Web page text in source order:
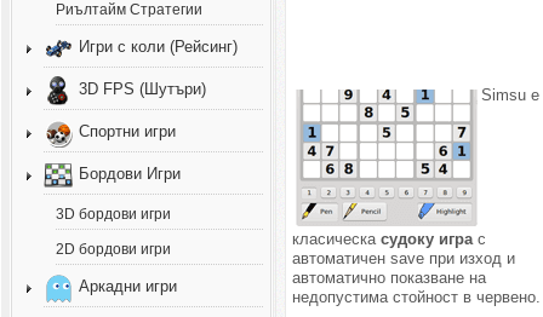
Риълтайм Стратегии
Игри с коли (Рейсинг)
3D FPS (Шутъри)
Спортни игри
Бордови Игри
3D бордови игри
2D бордови игри
Аркадни игри
Simsu е
класическасудоку игра с
автоматичен save при изход и
автоматично показване на
недопустима стойност в червено.